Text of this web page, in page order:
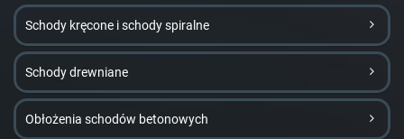
Schody kręcone i schody spiralne
Schody drewniane
Obłożenia schodów betonowych